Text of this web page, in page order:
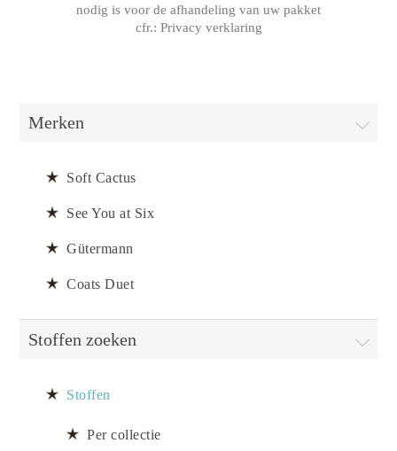
nodig is voor de afhandeling van uw pakket
cfr.: Privacy verklaring
Merken
Soft Cactus
See You at Six
Gütermann
Coats Duet
Stoffen zoeken
Stoffen
Per collectie